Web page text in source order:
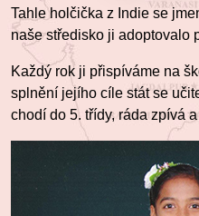
Tahle holčička z Indie se
naše středisko ji adoptovalo
Každý rok ji přispíváme na
splnění jejího cíle stát se
chodí do 5. třídy, ráda zpívá